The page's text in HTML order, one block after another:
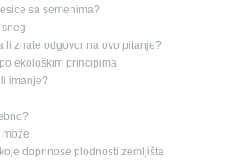
sa semenima?
li znate odgovor na ovo pitanje?
ekološkim principima
imanje?
može
doprinose plodnosti zemljišta